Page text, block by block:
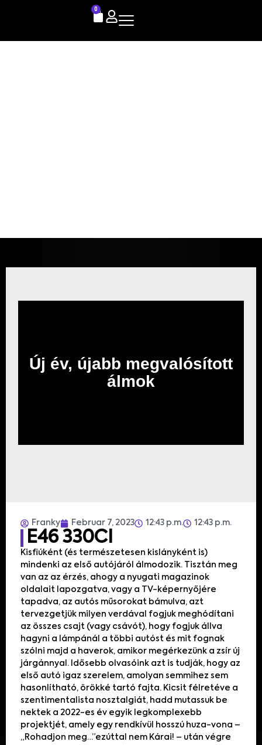
0
Új év, újabb megvalósított
álmok
Franky Februar 7, 2023 12:43 p.m. 12:43 p.m.
E46 330CI
Kisfiúként (és természetesen kislányként is)
mindenki az első autójáról álmodozik. Tisztán meg
van az az érzés, ahogy a nyugati magazinok
oldalait lapozgatva, vagy a TV-képernyőjére
tapadva, az autós műsorokat bámulva, azt
tervezgetjük milyen verdával fogjuk meghódítani
az összes csajt (vagy csávót), hogy fogjuk állva
hagyni a lámpánál a többi autóst és mit fognak
szólni majd a haverok, amikor megérkezünk a zsír új
járgánnyal. Idősebb olvasóink azt is tudják, hogy az
első autó igaz szerelem, amolyan semmihez sem
hasonlítható, örökké tartó fajta. Kicsit félretéve a
szentimentalista nosztalgiát, hadd mutassuk be
nektek a 2022-es év egyik legkomplexebb
projektjét, amely egy rendkívül hosszú huza-vona –
„Rohadjon meg…”ezúttal nem Kárai! – után végre